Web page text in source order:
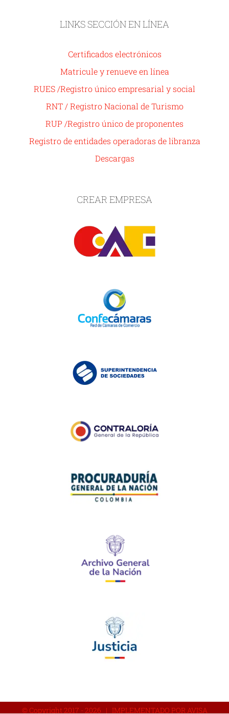
LINKS SECCIÓN EN LÍNEA
Certificados electrónicos
Matricule y renueve en línea
RUES /Registro único empresarial y social
RNT / Registro Nacional de Turismo
RUP /Registro único de proponentes
Registro de entidades operadoras de libranza
Descargas
CREAR EMPRESA
© Copyright 2017 - 2026 | IMPLEMENTADO POR AVISA